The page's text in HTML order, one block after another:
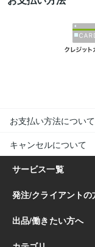
お支払い方法について
キャンセルについて